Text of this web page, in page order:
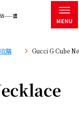
估——盡
購 Gucci G Cube